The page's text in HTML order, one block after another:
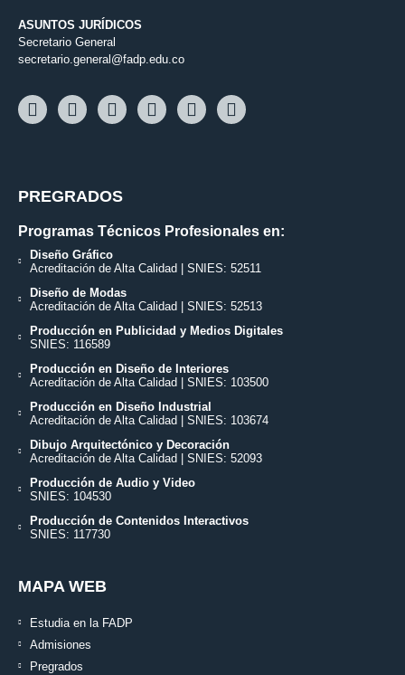
ASUNTOS JURÍDICOS
Secretario General
secretario.general@fadp.edu.co
PREGRADOS
Programas Técnicos Profesionales en:
Diseño Gráfico
Acreditación de Alta Calidad | SNIES: 52511
Diseño de Modas
Acreditación de Alta Calidad | SNIES: 52513
Producción en Publicidad y Medios Digitales
SNIES: 116589
Producción en Diseño de Interiores
Acreditación de Alta Calidad | SNIES: 103500
Producción en Diseño Industrial
Acreditación de Alta Calidad | SNIES: 103674
Dibujo Arquitectónico y Decoración
Acreditación de Alta Calidad | SNIES: 52093
Producción de Audio y Video
SNIES: 104530
Producción de Contenidos Interactivos
SNIES: 117730
MAPA WEB
Estudia en la FADP
Admisiones
Pregrados